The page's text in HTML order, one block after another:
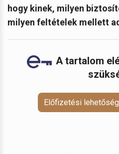
hogy kinek, milyen
milyen feltételek mellett
A tartalom
Előfizetési